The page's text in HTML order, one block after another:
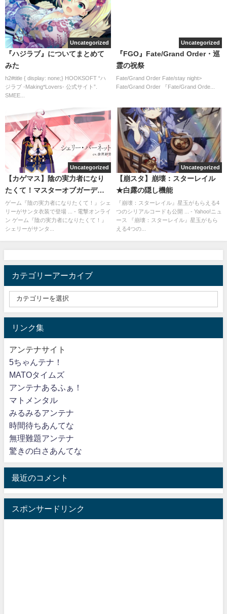
Uncategorized
『ハジラブ』についてまとめて
みた
h2#title { display: none;} HOOKSOFT “ハ
ジラブ -Making*Lovers- 公式サイト”.
SMEE...
Uncategorized
『FGO』Fate/Grand Order・巡
霊の祝祭
Fate/Grand Order Fate/stay night>
Fate/Grand Order 『Fate/Grand Orde...
Uncategorized
【カゲマス】陰の実力者になり
たくて！マスターオブガーデン
♡少女シェリー少女アルファ
ゲーム『陰の実力者になりたくて！』シェ
リーがサンタ衣装で登場 ... - 電撃オンライ
ン ゲーム『陰の実力者になりたくて！』
シェリーがサンタ...
Uncategorized
【崩スタ】崩壊：スターレイル
★白露の隠し機能
『崩壊：スターレイル』星玉がもらえる4
つのシリアルコードも公開 ... - Yahoo!ニュ
ース 『崩壊：スターレイル』星玉がもら
える4つの...
カテゴリーアーカイブ
リンク集
アンテナサイト
5ちゃんテナ！
MATOタイムズ
アンテナあるふぁ！
マトメンタル
みるみるアンテナ
時間待ちあんてな
無理難題アンテナ
驚きの白さあんてな
最近のコメント
スポンサードリンク